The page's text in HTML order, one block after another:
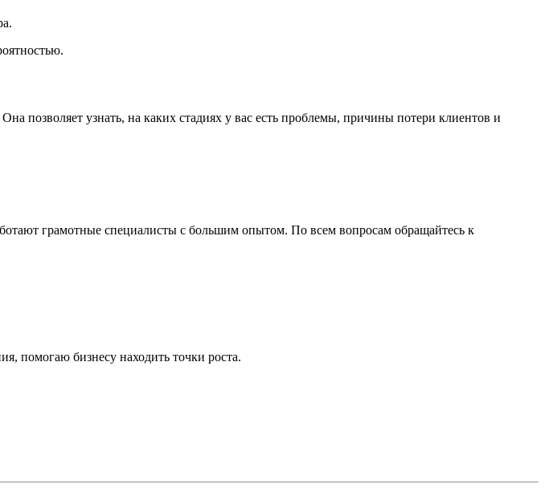
позволяет узнать, на каких стадиях у вас есть проблемы, причины потери клиентов и
грамотные специалисты с большим опытом. По всем вопросам обращайтесь к
помогаю бизнесу находить точки роста.